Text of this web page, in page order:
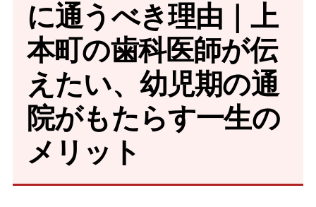
に通うべき理由｜上
本町の歯科医師が伝
えたい、幼児期の通
院がもたらす一生の
メリット